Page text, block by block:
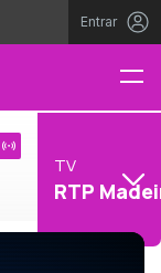
Entrar
TV
RTP